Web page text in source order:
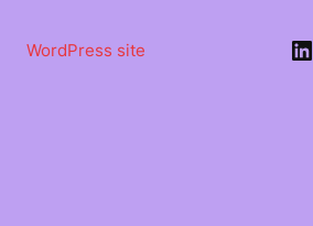
περιεχόμενο
WordPress site